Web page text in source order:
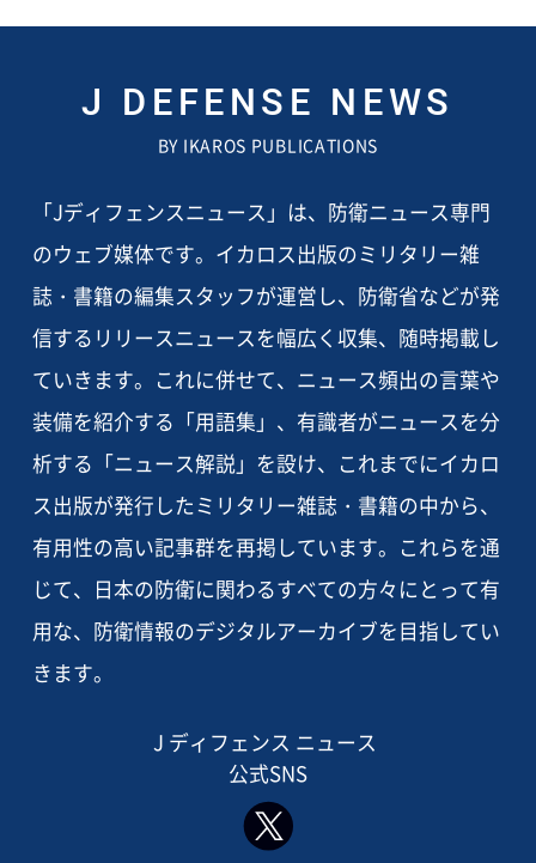
J DEFENSE NEWS
BY IKAROS PUBLICATIONS
「Jディフェンスニュース」は、防衛ニュース専門
のウェブ媒体です。イカロス出版のミリタリー雑
誌・書籍の編集スタッフが運営し、防衛省などが発
信するリリースニュースを幅広く収集、随時掲載し
ていきます。これに併せて、ニュース頻出の言葉や
装備を紹介する「用語集」、有識者がニュースを分
析する「ニュース解説」を設け、これまでにイカロ
ス出版が発行したミリタリー雑誌・書籍の中から、
有用性の高い記事群を再掲しています。これらを通
じて、日本の防衛に関わるすべての方々にとって有
用な、防衛情報のデジタルアーカイブを目指してい
きます。
J ディフェンス ニュース
公式SNS